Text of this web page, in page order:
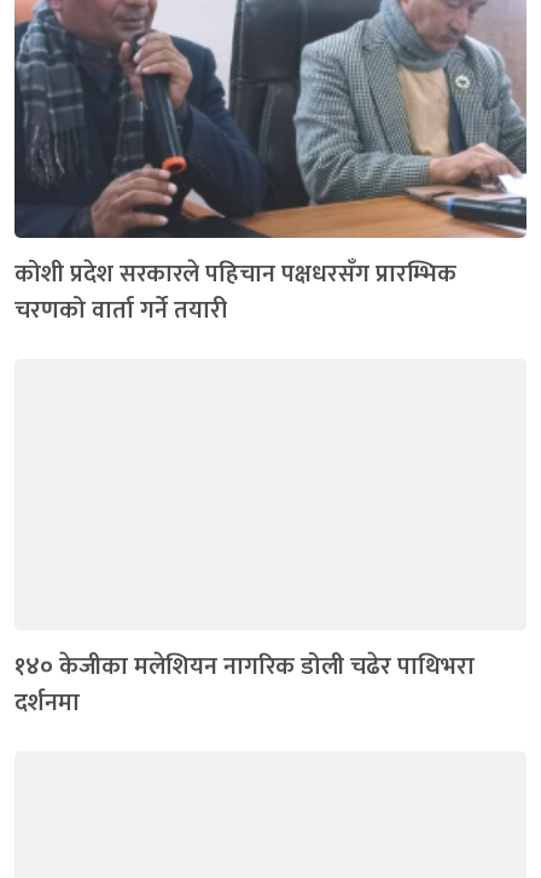
कोशी प्रदेश सरकारले पहिचान पक्षधरसँग प्रारम्भिक
चरणको वार्ता गर्ने तयारी
१४० केजीका मलेशियन नागरिक डोली चढेर पाथिभरा
दर्शनमा